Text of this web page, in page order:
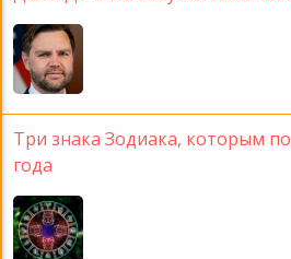
Три знака Зодиака, которым
года